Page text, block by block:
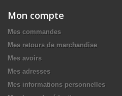
Mon compte
Mes commandes
Mes retours de marchandise
Mes avoirs
Mes adresses
Mes informations personnelles